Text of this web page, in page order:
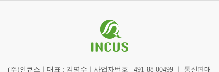
(주)인큐스｜대표 : 김명수｜사업자번호 : 491-88-00499 ｜ 통신판매